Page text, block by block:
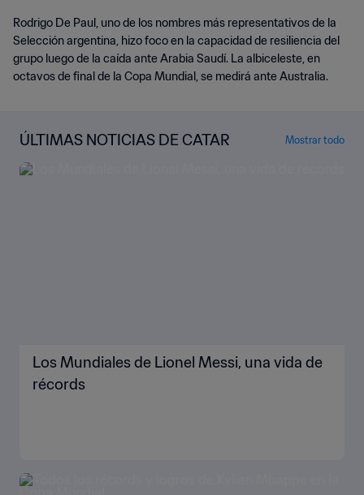
Rodrigo De Paul, uno de los nombres más representativos de la
Selección argentina, hizo foco en la capacidad de resiliencia del
grupo luego de la caída ante Arabia Saudí. La albiceleste, en
octavos de final de la Copa Mundial, se medirá ante Australia.
ÚLTIMAS NOTICIAS DE CATAR Mostrar todo
Los Mundiales de Lionel Messi, una vida de
récords